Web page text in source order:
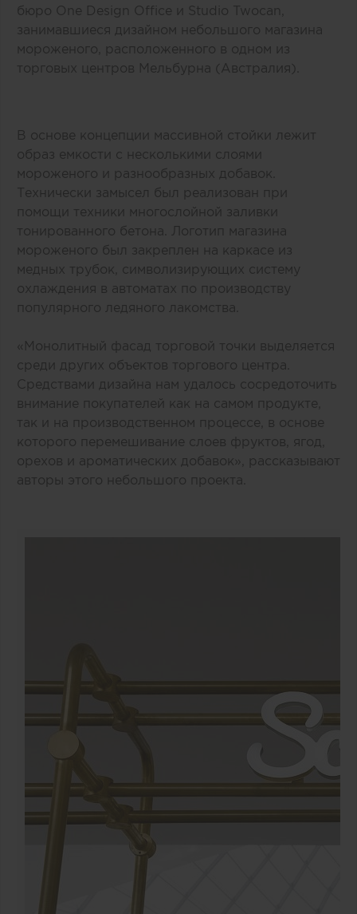
бюро One Design Office и Studio Twocan,
занимавшиеся дизайном небольшого магазина
мороженого, расположенного в одном из
торговых центров Мельбурна (Австралия).
В основе концепции массивной стойки лежит
образ емкости с несколькими слоями
мороженого и разнообразных добавок.
Технически замысел был реализован при
помощи техники многослойной заливки
тонированного бетона. Логотип магазина
мороженого был закреплен на каркасе из
медных трубок, символизирующих систему
охлаждения в автоматах по производству
популярного ледяного лакомства.
«Монолитный фасад торговой точки выделяется
среди других объектов торгового центра.
Средствами дизайна нам удалось сосредоточить
внимание покупателей как на самом продукте,
так и на производственном процессе, в основе
которого перемешивание слоев фруктов, ягод,
орехов и ароматических добавок», рассказывают
авторы этого небольшого проекта.